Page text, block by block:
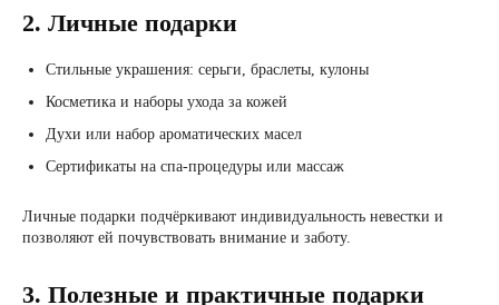
2. Личные подарки
Стильные украшения: серьги, браслеты, кулоны
Косметика и наборы ухода за кожей
Духи или набор ароматических масел
Сертификаты на спа-процедуры или массаж
Личные подарки подчёркивают индивидуальность невестки и
позволяют ей почувствовать внимание и заботу.
3. Полезные и практичные подарки